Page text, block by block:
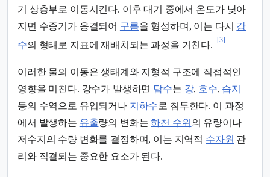
기 상층부로 이동시킨다. 이후 대기 중에서 온도가 낮아
지면 수증기가 응결되어 구름을 형성하며, 이는 다시 강
수의 형태로 지표에 재배치되는 과정을 거친다.
[3]
이러한 물의 이동은 생태계와 지형적 구조에 직접적인
영향을 미친다. 강수가 발생하면 담수는 강, 호수, 습지
등의 수역으로 유입되거나 지하수 로 침투한다. 이 과정
에서 발생하는 유출량의 변화는하천 수위 의 유량이나
저수지의 수량 변화를 결정하며, 이는 지역적 수자원 관
리와 직결되는 중요한 요소가 된다.